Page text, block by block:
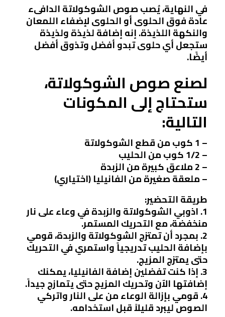
في النهاية، يُصب صوص الشوكولاتة الدافىء
عادة فوق الحلوى أو الحلوى لإضفاء اللمعان
والنكهة اللذيذة. إنه إضافة لذيذة ولذيذة
ستجعل أي حلوى تبدو أفضل وتذوق أفضل
أيضًا.
لصنع صوص الشوكولاتة،
ستحتاج إلى المكونات
التالية:
– 1 كوب من قطع الشوكولاتة
– 1/2 كوب من الحليب
– 2 ملاعق كبيرة من الزبدة
– ملعقة صغيرة من الفانيليا (اختياري)
طريقة التحضير:
1. اذوبي الشوكولاتة والزبدة في وعاء على نار
منخفضة، مع التحريك المستمر.
2. بمجرد أن تمتزج الشوكولاتة والزبدة، قومي
بإضافة الحليب تدريجياً واستمري في التحريك
حتى يمتزج المزيج.
3. إذا كنت تفضلين إضافة الفانيليا، يمكنك
إضافتها الآن وتحريك المزيج حتى يتمازج جيداً.
4. قومي بإزالة الوعاء من على النار واتركي
الصوص ليبرد قليلاً قبل استخدامه.